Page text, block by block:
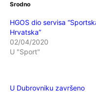
Srodno
HGOS dio servisa
Hrvatska”
02/04/2020
U "Sport"
U Dubrovniku završeno